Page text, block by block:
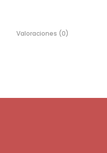
Valoraciones (0)